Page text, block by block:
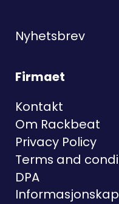
Nyhetsbrev
Firmaet
Kontakt
Om Rackbeat
Privacy Policy
Terms and
DPA